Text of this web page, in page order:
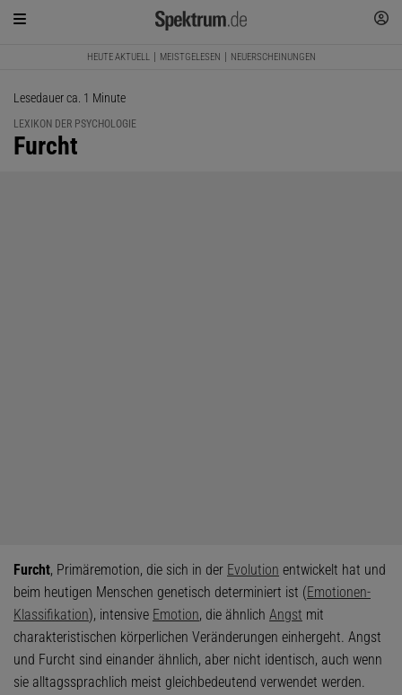
HEUTE AKTUELL MEISTGELESEN NEUERSCHEINUNGEN
Lesedauer ca. 1 Minute
LEXIKON DER PSYCHOLOGIE
:
Furcht
Furcht, Primäremotion, die sich in der Evolution entwickelt hat und
beim heutigen Menschen genetisch determiniert ist (Emotionen-
Klassifikation), intensive Emotion, die ähnlich Angst mit
charakteristischen körperlichen Veränderungen einhergeht. Angst
und Furcht sind einander ähnlich, aber nicht identisch, auch wenn
sie alltagssprachlich meist gleichbedeutend verwendet werden.